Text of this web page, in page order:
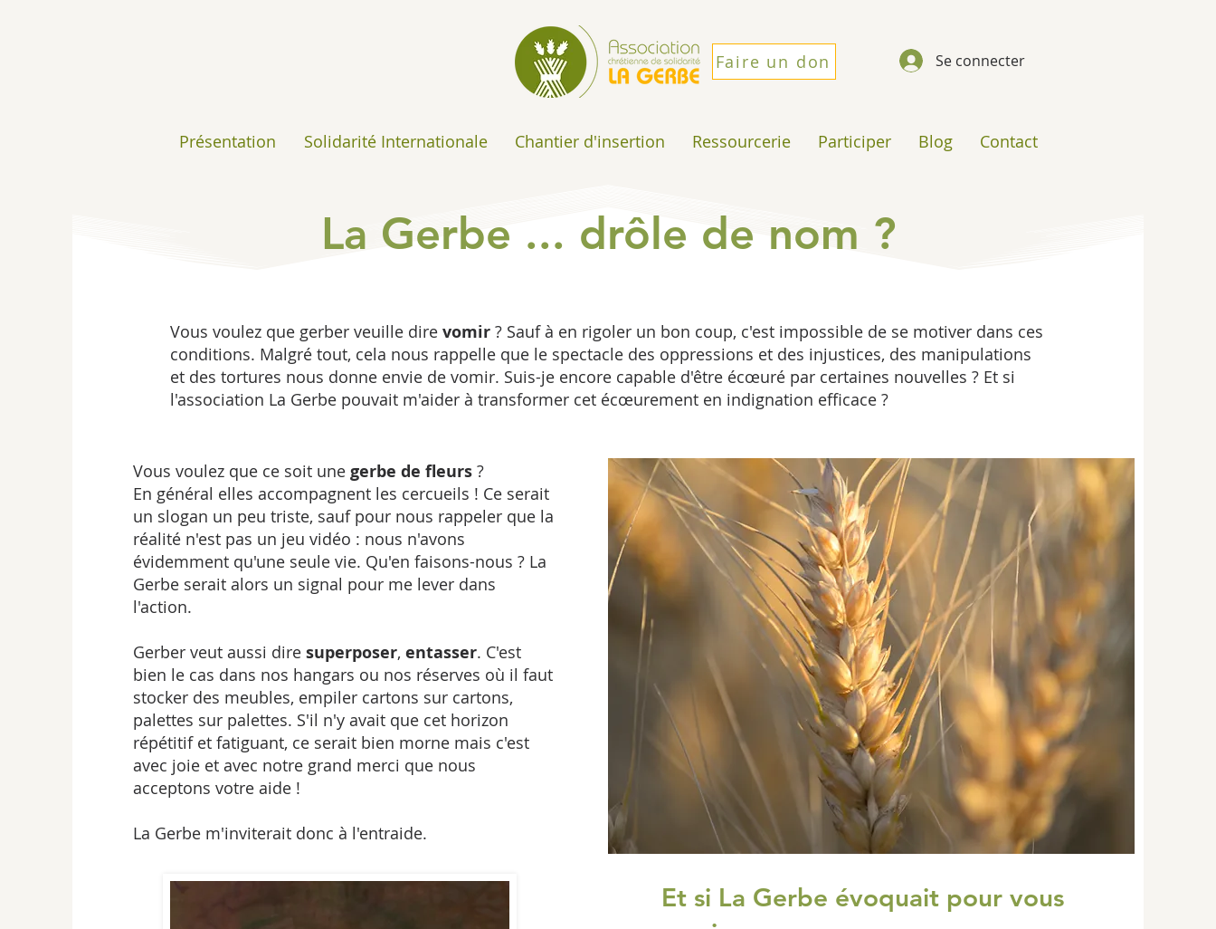
Se connecter
Faire un don
Présentation Solidarité Internationale Chantier d'insertion Ressourcerie Participer Blog Contact
La Gerbe ... drôle de nom ?
Vous voulez que gerber veuille dire vomir ? Sauf à en rigoler un bon coup, c'est impossible de se motiver dans ces
conditions. Malgré tout, cela nous rappelle que le spectacle des oppressions et des injustices, des manipulations
et des tortures nous donne envie de vomir. Suis-je encore capable d'être écœuré par certaines nouvelles ? Et si
l'association La Gerbe pouvait m'aider à transformer cet écœurement en indignation efficace ?
Vous voulez que ce soit une gerbe de fleurs ?
En général elles accompagnent les cercueils ! Ce serait
un slogan un peu triste, sauf pour nous rappeler que la
réalité n'est pas un jeu vidéo : nous n'avons
évidemment qu'une seule vie. Qu'en faisons-nous ? La
Gerbe serait alors un signal pour me lever dans
l'action.
Gerber veut aussi dire superposer, entasser. C'est
bien le cas dans nos hangars ou nos réserves où il faut
stocker des meubles, empiler cartons sur cartons,
palettes sur palettes. S'il n'y avait que cet horizon
répétitif et fatiguant, ce serait bien morne mais c'est
avec joie et avec notre grand merci que nous
acceptons votre aide !
La Gerbe m'inviterait donc à l'entraide.
Et si La Gerbe évoquait pour vous